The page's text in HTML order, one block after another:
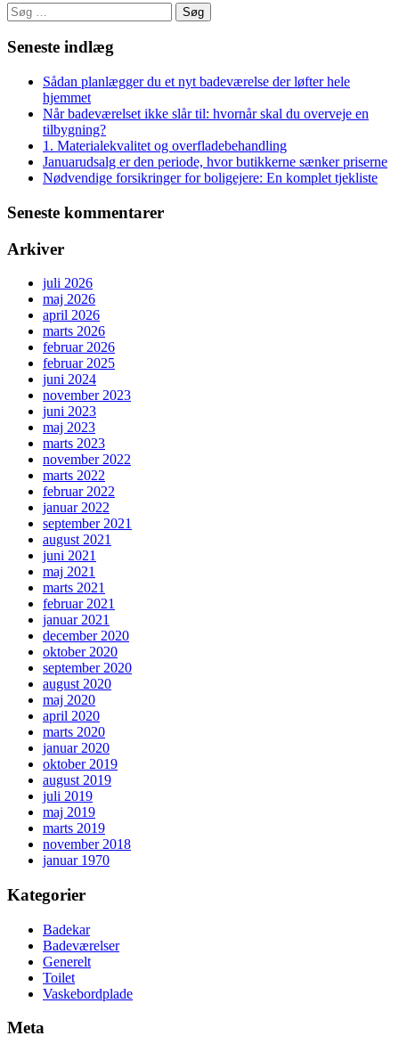
Søg
efter:
Seneste indlæg
Sådan planlægger du et nyt badeværelse der løfter hele
hjemmet
Når badeværelset ikke slår til: hvornår skal du overveje en
tilbygning?
1. Materialekvalitet og overfladebehandling
Januarudsalg er den periode, hvor butikkerne sænker priserne
Nødvendige forsikringer for boligejere: En komplet tjekliste
Seneste kommentarer
Arkiver
juli 2026
maj 2026
april 2026
marts 2026
februar 2026
februar 2025
juni 2024
november 2023
juni 2023
maj 2023
marts 2023
november 2022
marts 2022
februar 2022
januar 2022
september 2021
august 2021
juni 2021
maj 2021
marts 2021
februar 2021
januar 2021
december 2020
oktober 2020
september 2020
august 2020
maj 2020
april 2020
marts 2020
januar 2020
oktober 2019
august 2019
juli 2019
maj 2019
marts 2019
november 2018
januar 1970
Kategorier
Badekar
Badeværelser
Generelt
Toilet
Vaskebordplade
Meta